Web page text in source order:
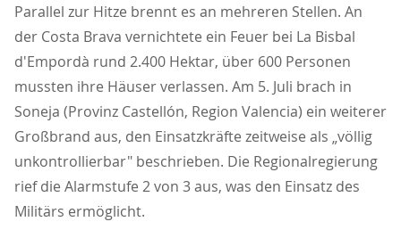
Parallel zur Hitze brennt es an mehreren Stellen. An
der Costa Brava vernichtete ein Feuer bei La Bisbal
d'Empordà rund 2.400 Hektar, über 600 Personen
mussten ihre Häuser verlassen. Am 5. Juli brach in
Soneja (Provinz Castellón, Region Valencia) ein weiterer
Großbrand aus, den Einsatzkräfte zeitweise als „völlig
unkontrollierbar" beschrieben. Die Regionalregierung
rief die Alarmstufe 2 von 3 aus, was den Einsatz des
Militärs ermöglicht.